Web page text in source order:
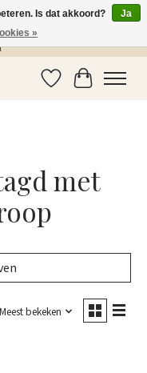
plek voor MONIN siropen, bar
Verlanglijst
met
Meest bekeken
Is dat akkoord?
Ja
»